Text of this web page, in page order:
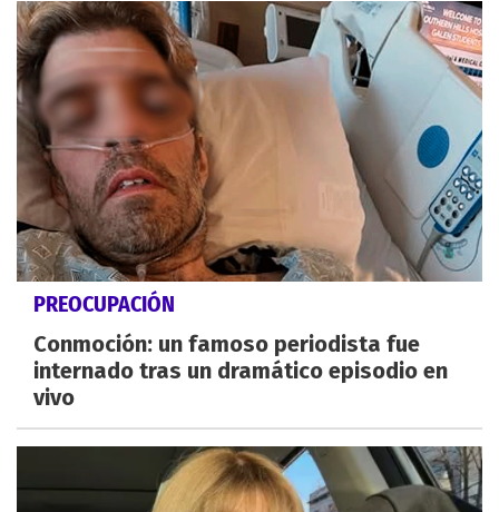
PREOCUPACIÓN
Conmoción: un famoso periodista fue
internado tras un dramático episodio en
vivo